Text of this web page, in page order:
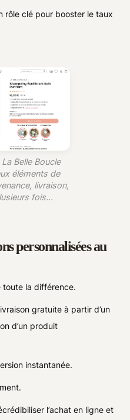
rôle clé pour booster le taux
Belle Boucle
éléments de
livraison,
fois...
personnalisées au
toute la différence.
gratuite à partir d’un
d’un produit
instantanée.
l’achat en ligne et